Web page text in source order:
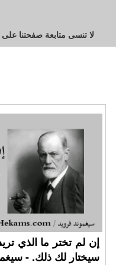
لا تنسى متابعة صفحتنا على
إن لم تختر ما الذي
سيختار لك ذلك. -